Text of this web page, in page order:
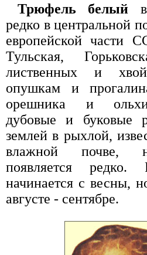
Трюфель белый
редко в центральной
европейской части
Тульская,
лиственных и
опушкам и
орешника и
дубовые и буковые
землей в рыхлой,
влажной почве,
появляется редко.
начинается с весны,
августе - сентябре.